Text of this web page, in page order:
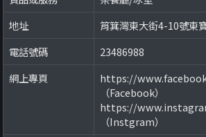
地址
筲箕灣東大街4-10號東
電話號碼
23486988
網上專頁
https://
（Facebook）
https://
（Instgram）